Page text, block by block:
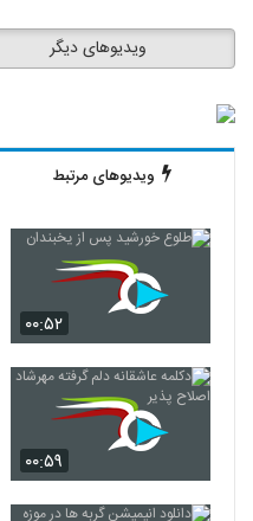
ویدیوهای دیگر
ویدیوهای مرتبط
۰۰:۵۲
۰۰:۵۹